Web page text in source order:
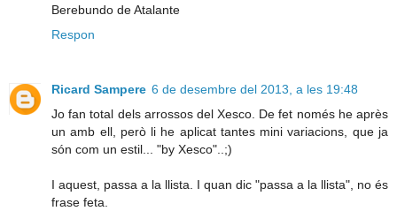
Berebundo de Atalante
Respon
Ricard Sampere 6 de desembre del 2013, a les 19:48
Jo fan total dels arrossos del Xesco. De fet només he après
un amb ell, però li he aplicat tantes mini variacions, que ja
són com un estil... "by Xesco"..;)
I aquest, passa a la llista. I quan dic "passa a la llista", no és
frase feta.